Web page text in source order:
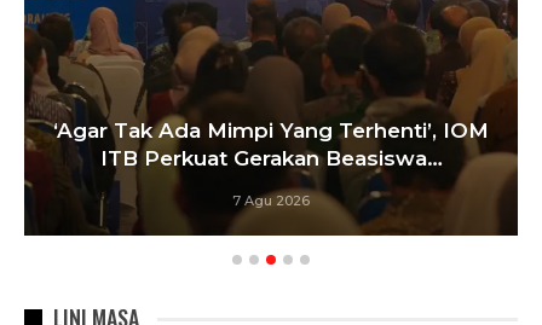
‘Agar Tak Ada Mimpi Yang Terhenti’, IOM
ITB Perkuat Gerakan Beasiswa…
7 Agu 2026
LINI MASA